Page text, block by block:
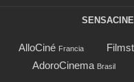
AlloCiné Francia
AdoroCinema Brasil